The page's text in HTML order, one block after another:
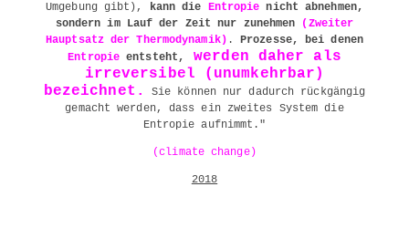
Umgebung gibt), kann die Entropie nicht abnehmen,
sondern im Lauf der Zeit nur zunehmen
(Zweiter
Hauptsatz der Thermodynamik) .Prozesse, bei denen
Entropie entsteht,
werden daher als
irreversibel (unumkehrbar)
bezeichnet.
Sie können nur dadurch rückgängig
gemacht werden, dass ein zweites System die
Entropie aufnimmt."
(climate change)
2018